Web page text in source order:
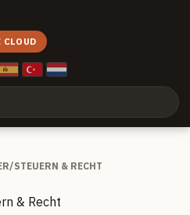
/STEUERN & RECHT
& Recht